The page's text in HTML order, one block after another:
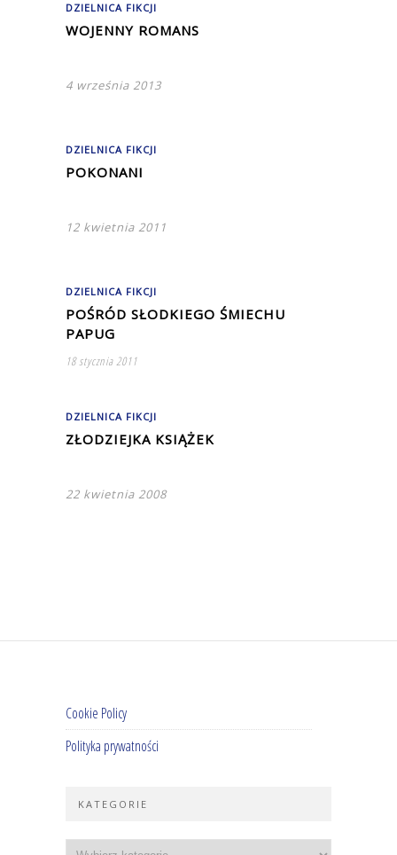
DZIELNICA FIKCJI
WOJENNY ROMANS
4 września 2013
DZIELNICA FIKCJI
POKONANI
12 kwietnia 2011
DZIELNICA FIKCJI
POŚRÓD SŁODKIEGO ŚMIECHU
PAPUG
18 stycznia 2011
DZIELNICA FIKCJI
ZŁODZIEJKA KSIĄŻEK
22 kwietnia 2008
Cookie Policy
Polityka prywatności
KATEGORIE